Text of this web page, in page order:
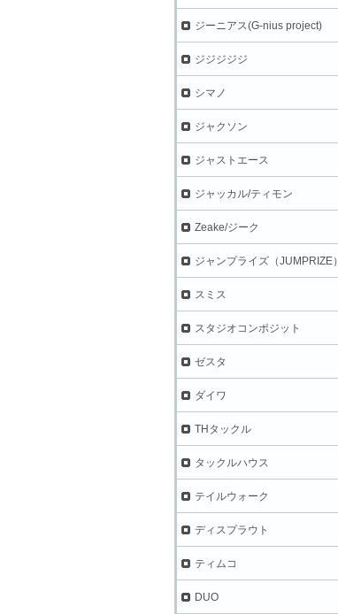
ジーニアス(G-nius project)
ジジジジジ
シマノ
ジャクソン
ジャストエース
ジャッカル/ティモン
Zeake/ジーク
ジャンプライズ（JUMPRIZE）
スミス
スタジオコンポジット
ゼスタ
ダイワ
THタックル
タックルハウス
テイルウォーク
ディスプラウト
ティムコ
DUO